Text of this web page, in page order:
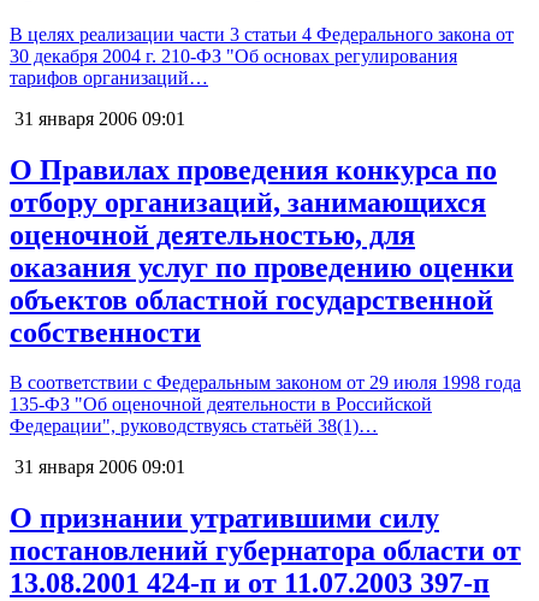
В целях реализации части 3 статьи 4 Федерального закона от
30 декабря 2004 г. 210-ФЗ "Об основах регулирования
тарифов организаций…
31 января 2006 09:01
О Правилах проведения конкурса по
отбору организаций, занимающихся
оценочной деятельностью, для
оказания услуг по проведению оценки
объектов областной государственной
собственности
В соответствии с Федеральным законом от 29 июля 1998 года
135-ФЗ "Об оценочной деятельности в Российской
Федерации", руководствуясь статьёй 38(1)…
31 января 2006 09:01
О признании утратившими силу
постановлений губернатора области от
13.08.2001 424-п и от 11.07.2003 397-п